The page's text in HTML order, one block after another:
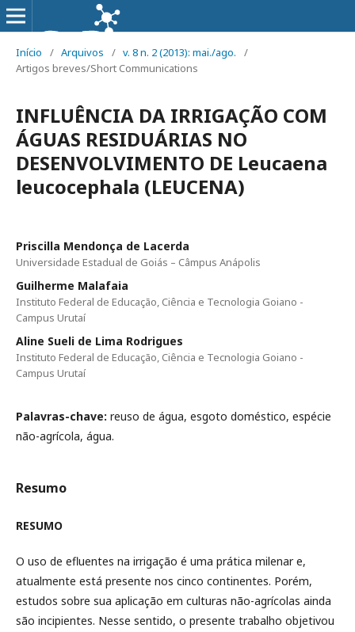
Início / Arquivos / v. 8 n. 2 (2013): mai./ago.
/
Artigos breves/Short Communications
INFLUÊNCIA DA IRRIGAÇÃO COM
ÁGUAS RESIDUÁRIAS NO
DESENVOLVIMENTO DE Leucaena
leucocephala (LEUCENA)
Priscilla Mendonça de Lacerda
Universidade Estadual de Goiás – Câmpus Anápolis
Guilherme Malafaia
Instituto Federal de Educação, Ciência e Tecnologia Goiano -
Campus Urutaí
Aline Sueli de Lima Rodrigues
Instituto Federal de Educação, Ciência e Tecnologia Goiano -
Campus Urutaí
Palavras-chave: reuso de água, esgoto doméstico, espécie
não-agrícola, água.
Resumo
RESUMO
O uso de efluentes na irrigação é uma prática milenar e,
atualmente está presente nos cinco continentes. Porém,
estudos sobre sua aplicação em culturas não-agrícolas ainda
são incipientes. Nesse sentido, o presente trabalho objetivou